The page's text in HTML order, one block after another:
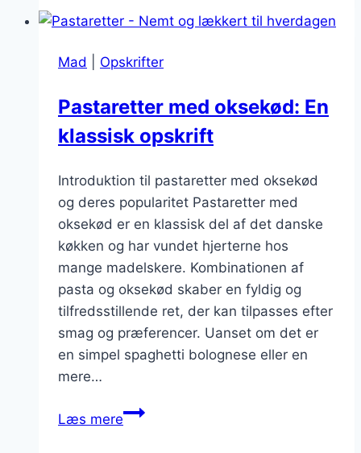
Vegetariske
der
Mad Opskrifter
Pastaretter med oksekød: En
klassisk opskrift
Introduktion til pastaretter med oksekød
og deres popularitet Pastaretter med
oksekød er en klassisk del af det danske
køkken og har vundet hjerterne hos
mange madelskere. Kombinationen af
pasta og oksekød skaber en fyldig og
tilfredsstillende ret, der kan tilpasses efter
smag og præferencer. Uanset om det er
en simpel spaghetti bolognese eller en
mere…
Læs merePastaretter